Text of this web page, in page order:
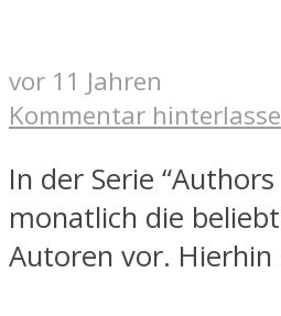
vor 11 Jahren
Kommentar
In der Serie
monatlich die
Autoren vor. Hierhin